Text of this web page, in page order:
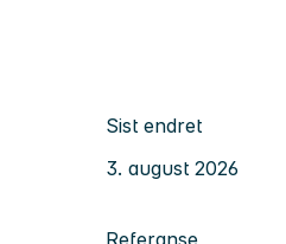
Sist endret
3. august 2026